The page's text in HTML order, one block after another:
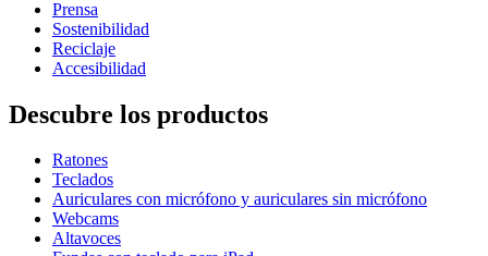
Prensa
Sostenibilidad
Reciclaje
Accesibilidad
Descubre los productos
Ratones
Teclados
Auriculares con micrófono y auriculares sin micrófono
Webcams
Altavoces